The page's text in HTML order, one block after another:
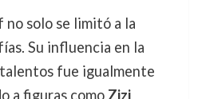
solo se limitó a la
Su influencia en la
fue igualmente
a figuras como Zizi